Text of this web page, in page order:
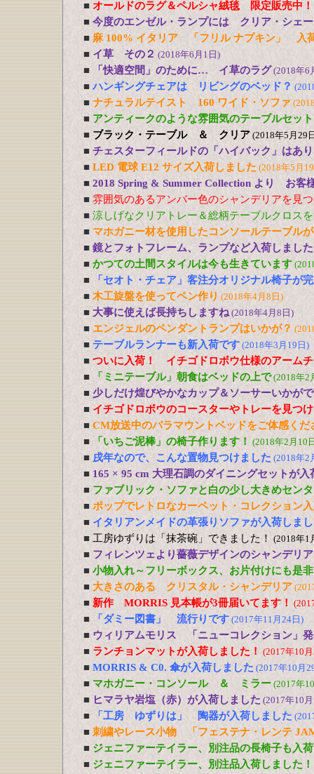
■ オールドのラグ＆ペルシャ絨毯 限定販売中！
■ 今度のエンゼル・ランプには クリア・シェ
■ 麻 100% イタリア 「フリル ナプキン」 入
■ イ草 その２ (2018年6月1日)
■ 「快適空間」のために… イ草のラグ (2018年6
■ ハンギングチェアは リビングのベッド？
■ ナチュラルテイスト 160 ワイド・ソファ
■ アンティークのような雰囲気のテーブルセット
■ ブラック・テーブル ＆ クリア (2018年5月29
■ チェスターフィールドの「ハイバック」はあ
■ LED 電球 E12 サイズ入荷しました (2018年5月
■ 2018 Spring & Summer Collection より お客
■ 雰囲気のあるアンバー色のシャンデリアを見
■ 涼しげなクリアトレー＆総柄テーブルクロス
■ マホガニー材を使用したコンソールテーブル
■ 鏡とフォトフレーム、ランプなど入荷しました
■ かつての土間スタイルは今も生きています
■
「セオト・チェア」客注分オリジナル椅子が
■ 木工旋盤を使ってペン作り (2018年4月8日)
■ 大事に使えば長持ちしますね(2018年4月8日)
■ エンジェルのペンダントランプはいかが？
■ テーブルランナーも新入荷です (2018年3月19日)
■ ついに入荷！ イチゴドロボウ仕様のアーム
■
「ミニテーブル」朝食はベッドの上で(2018年2
■ 少しだけ煌びやかなカップ＆ソーサーいかが
■ イチゴドロボウのコースターやトレーを見つ
■ CM放送中のパラマウントベッドをご体感くだ
■
「いちご泥棒」の椅子作ります！ (2018年2月10
■ 戌年なので、こんな置物見つけました (2018年2
■ 165 × 95 cm 大理石調のダイニングセットが入
■ ファブリック・ソファと白の少し大きめセン
■ ポップでレトロなカーペット・コレクション
■ イタリアンメイドの革張りソファが入荷しま
■ 工房ゆずりは「抹茶碗」できました！ (2018年1
■ フィレンツェより薔薇デザインのシャンデリア
■ 小物入れ～フリーボックス、お片付けにも是
■ 大きさのある クリスタル・シャンデリア
■ 新作 MORRIS 見本帳が3冊届いてます！
■ 「ダミー図書」 流行りです (2017年11月24日)
■ ウィリアムモリス 「ニューコレクション」
■ ランチョンマットが入荷しました！ (2017年10
■ MORRIS & C0. 傘が入荷しました (2017年10月
■ マホガニー・コンソール ＆ ミラー (2017年
■ ヒマラヤ岩塩（赤）が入荷しました (2017年10
■ 「工房 ゆずりは」 陶器が入荷しました
■ 刺繍やレース小物 「フェステナ・レンテ
■ ジェニファーテイラー、別注品の長椅子も入
■ ジェニファーテイラー、別注品入荷しました！